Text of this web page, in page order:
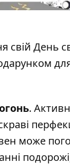
свій День
.
може